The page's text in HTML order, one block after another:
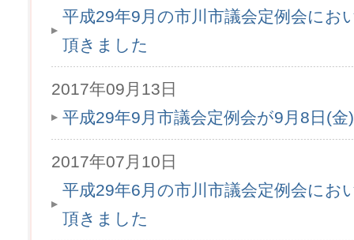
平成29年9月の市川市議会定例会にお
頂きました
2017年09月13日
平成29年9月市議会定例会が9月8日(
2017年07月10日
平成29年6月の市川市議会定例会にお
頂きました